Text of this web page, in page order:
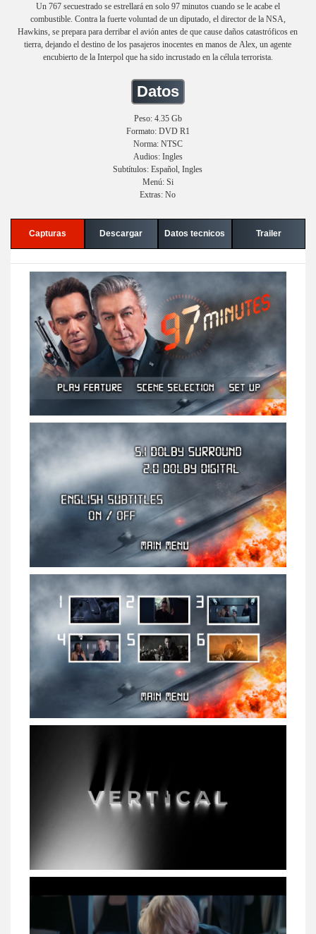
Un 767 secuestrado se estrellará en solo 97 minutos cuando se le acabe el
combustible. Contra la fuerte voluntad de un diputado, el director de la NSA,
Hawkins, se prepara para derribar el avión antes de que cause daños catastróficos en
tierra, dejando el destino de los pasajeros inocentes en manos de Alex, un agente
encubierto de la Interpol que ha sido incrustado en la célula terrorista.
Datos
Peso: 4.35 Gb
Formato: DVD R1
Norma: NTSC
Audios: Ingles
Subtítulos: Español, Ingles
Menú: Si
Extras: No
Capturas Descargar Datos tecnicos Trailer